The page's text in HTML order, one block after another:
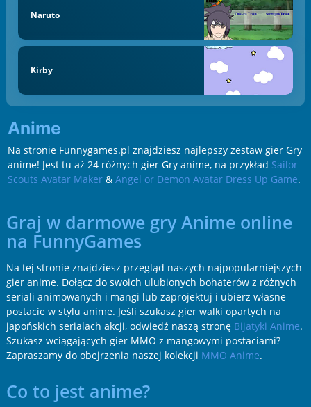
Naruto
Kirby
Anime
Na stronie Funnygames.pl znajdziesz najlepszy zestaw gier Gry
anime! Jest tu aż 24 różnych gier Gry anime, na przykład Sailor
Scouts Avatar Maker& Angel or Demon Avatar Dress Up Game.
Graj w darmowe gry Anime online
na FunnyGames
Na tej stronie znajdziesz przegląd naszych najpopularniejszych
gier anime. Dołącz do swoich ulubionych bohaterów z różnych
seriali animowanych i mangi lub zaprojektuj i ubierz własne
postacie w stylu anime. Jeśli szukasz gier walki opartych na
japońskich serialach akcji, odwiedź naszą stronę Bijatyki Anime.
Szukasz wciągających gier MMO z mangowymi postaciami?
Zapraszamy do obejrzenia naszej kolekcji MMO Anime.
Co to jest anime?